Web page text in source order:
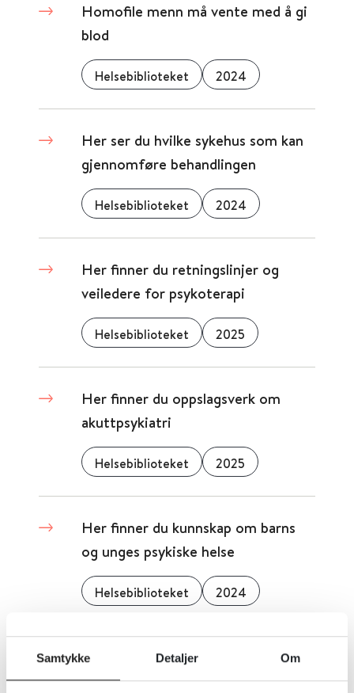
Samtykke Detaljer Om
Homofile menn må vente med å gi
blod
Helsebiblioteket 2024
Her ser du hvilke sykehus som kan
gjennomføre behandlingen
Helsebiblioteket 2024
Her finner du retningslinjer og
veiledere for psykoterapi
Helsebiblioteket 2025
Her finner du oppslagsverk om
akuttpsykiatri
Helsebiblioteket 2025
Her finner du kunnskap om barns
og unges psykiske helse
Helsebiblioteket 2024
Her finner du beskrivelser av
behandlingstilbud